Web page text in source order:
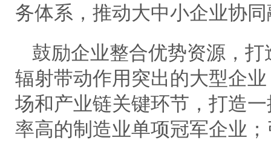
务体系，推动大中小企业协
鼓励企业整合优势资源，
辐射带动作用突出的大型企
场和产业链关键环节，打造
率高的制造业单项冠军企业